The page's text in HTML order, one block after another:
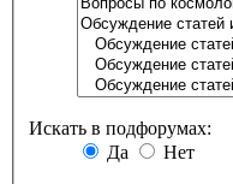
Искать в подфорумах:
Да
Нет